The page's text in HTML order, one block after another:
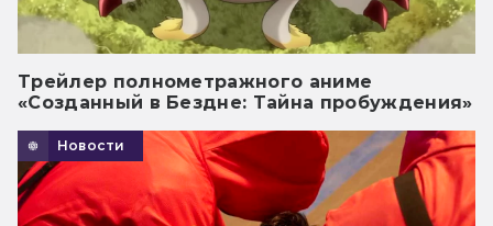
Трейлер полнометражного аниме
«Созданный в Бездне: Тайна пробуждения»
Новости